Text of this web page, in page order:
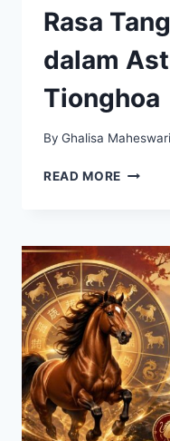
Rasa
dalam
Tionghoa
By Ghalisa Maheswari
READ MORE SHIO
DAN
RASA
JAWAB
DALAM